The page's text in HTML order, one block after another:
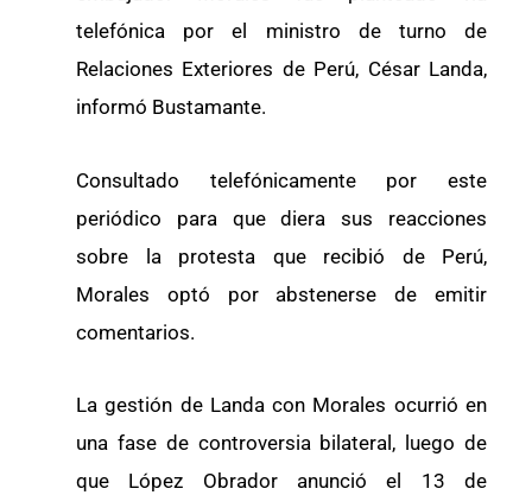
telefónica por el ministro de turno de
Relaciones Exteriores de Perú, César Landa,
informó Bustamante.
Consultado telefónicamente por este
periódico para que diera sus reacciones
sobre la protesta que recibió de Perú,
Morales optó por abstenerse de emitir
comentarios.
La gestión de Landa con Morales ocurrió en
una fase de controversia bilateral, luego de
que López Obrador anunció el 13 de